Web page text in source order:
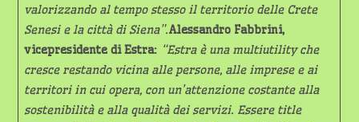
valorizzando al tempo stesso il territorio delle Crete
Senesi e la città di Siena”.Alessandro Fabbrini,
vicepresidente di Estra: “Estra è una multiutility che
cresce restando vicina alle persone, alle imprese e ai
territori in cui opera, con un’attenzione costante alla
sostenibilità e alla qualità dei servizi. Essere title